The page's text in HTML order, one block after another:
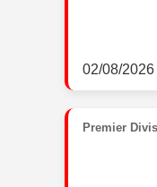
02/08/
Premier